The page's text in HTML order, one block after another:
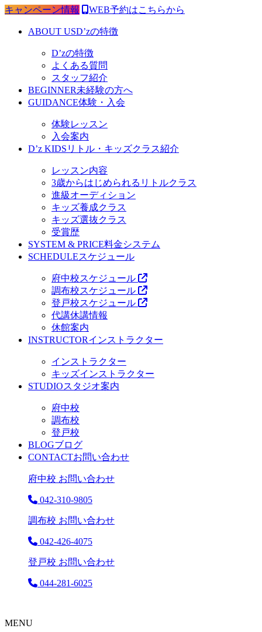
キャンペーン情報 WEB予約はこちらから
ABOUT USD’zの特徴
D’zの特徴
よくある質問
スタッフ紹介
BEGINNER未経験の方へ
GUIDANCE体験・入会
体験レッスン
入会案内
D’z KIDS リトル・キッズクラス紹介
レッスン内容
3歳からはじめられるリトルクラス
進級オーディション
キッズ養成クラス
キッズ選抜クラス
受賞歴
SYSTEM & PRICE料金システム
SCHEDULEスケジュール
府中校スケジュール
調布校スケジュール
登戸校スケジュール
代講休講情報
休館案内
INSTRUCTORインストラクター
インストラクター
キッズインストラクター
STUDIOスタジオ案内
府中校
調布校
登戸校
BLOGブログ
CONTACTお問い合わせ
府中校 お問い合わせ
042-310-9805
調布校 お問い合わせ
042-426-4075
登戸校 お問い合わせ
044-281-6025
MENU